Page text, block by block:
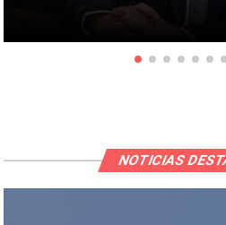
NOTICIAS